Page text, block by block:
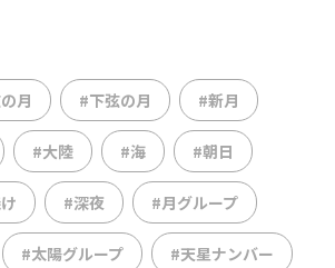
月 #下弦の月 #新月
#大陸 #海 #朝日
#深夜 #月グループ
#太陽グループ #天星ナンバー